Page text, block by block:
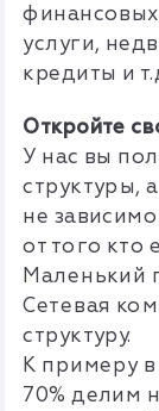
услуги,
кредиты и
Откройте
У нас вы
структуры,
не зависимо
от того кто
Маленький
Сетевая
структуру.
К примеру
70% делим